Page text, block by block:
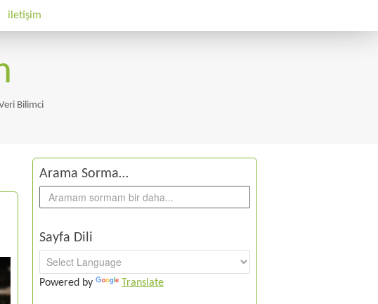
iletişim
Bilimci
Arama Sorma…
Sayfa Dili
Powered by Translate